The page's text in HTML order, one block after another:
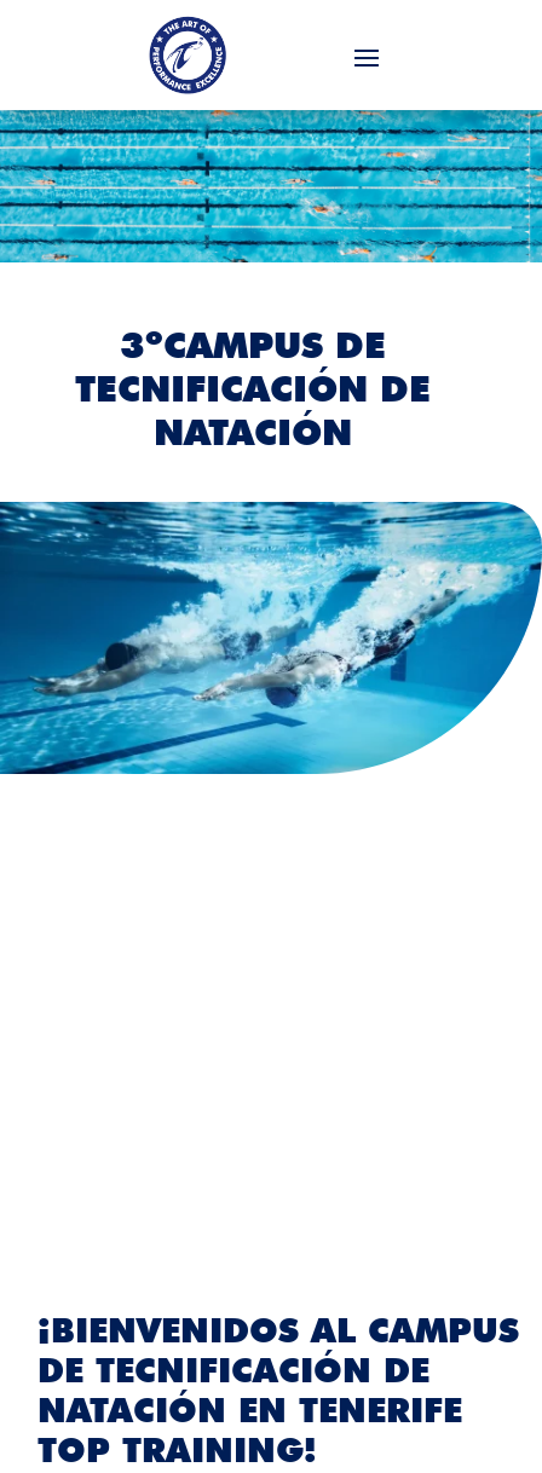
3ºCAMPUS DE
TECNIFICACIÓN DE
NATACIÓN
¡BIENVENIDOS AL CAMPUS
DE TECNIFICACIÓN DE
NATACIÓN EN TENERIFE
TOP TRAINING!